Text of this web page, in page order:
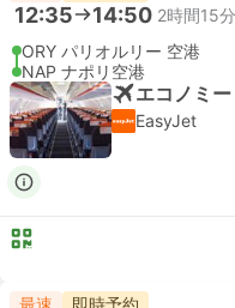
12:35 14:50 2時間15分
ORY パリオルリー 空港
NAP ナポリ空港
エコノミ
EasyJet
最速 即時予約